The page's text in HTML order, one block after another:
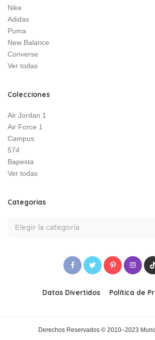
Nike
Adidas
Puma
New Balance
Converse
Ver todas
Colecciones
Air Jordan 1
Air Force 1
Campus
574
Bapesta
Ver todas
Categorias
Datos Divertidos Política de
Derechos Reservados © 2010–2023